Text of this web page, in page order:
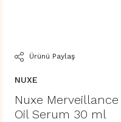
Ürünü Paylaş
NUXE
Nuxe
Oil Serum 30 ml